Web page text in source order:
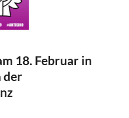
18. Februar in
der